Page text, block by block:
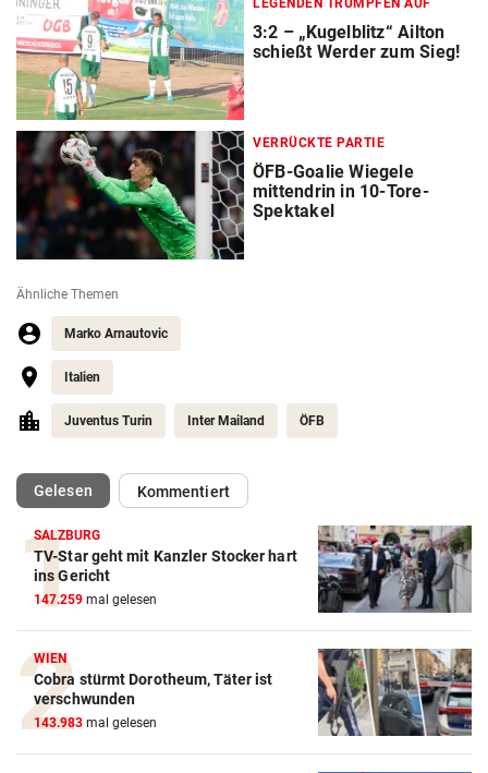
LEGENDEN TRUMPFEN AUF
3:2 – „Kugelblitz“ Ailton
schießt Werder zum Sieg!
VERRÜCKTE PARTIE
ÖFB-Goalie Wiegele
mittendrin in 10-Tore-
Spektakel
Ähnliche Themen
Marko Arnautovic
Italien
Juventus Turin Inter Mailand ÖFB
Gelesen(ausgewählt)Kommentiert
SALZBURG
TV-Star geht mit Kanzler Stocker hart
ins Gericht
147.259 mal gelesen
WIEN
Cobra stürmt Dorotheum, Täter ist
verschwunden
143.983 mal gelesen
Action-Cam Vergleich
Crosstrainer Vergleich
ZUM VERGLEICH
E-Bike Vergleich